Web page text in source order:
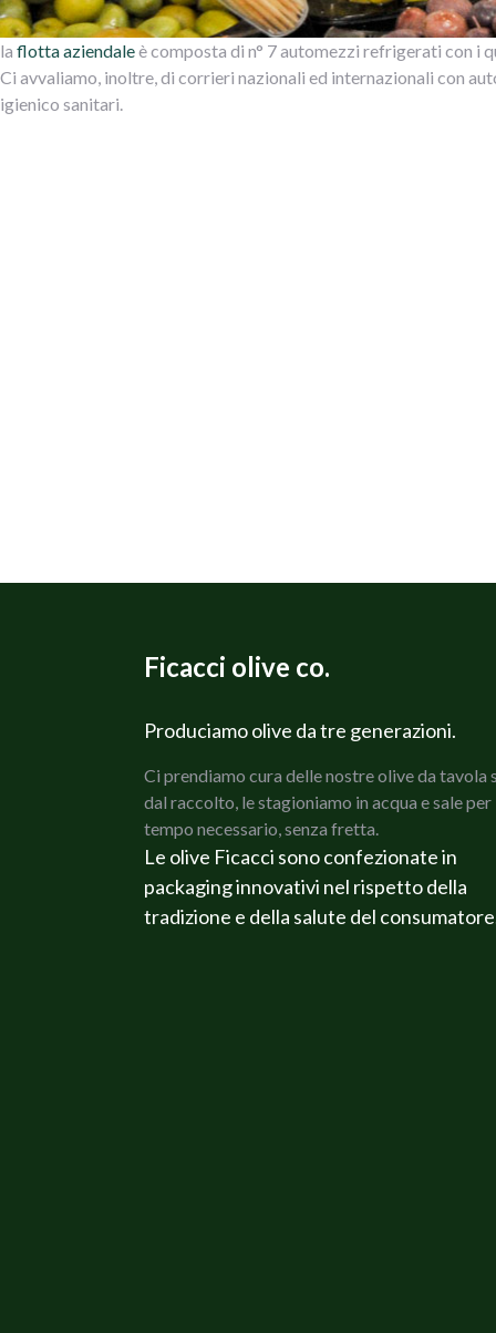
la flotta aziendaleè composta di n° 7 automezzi refrigerati con i
Ci avvaliamo, inoltre, di corrieri nazionali ed internazionali con
igienico sanitari.
Ficacci olive co.
Produciamo olive da tre generazioni.
Ci prendiamo cura delle nostre olive da tavola
dal raccolto, le stagioniamo in acqua e sale per
tempo necessario, senza fretta.
Le olive Ficacci sono confezionate in
packaging innovativi nel rispetto della
tradizione e della salute del